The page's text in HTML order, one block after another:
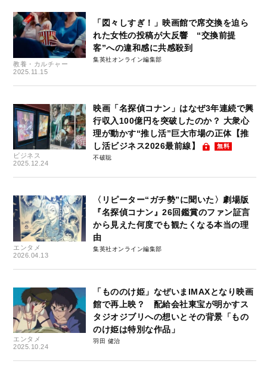
教養・カルチャー
2025.11.15
「図々しすぎ！」映画館で席交換を迫ら
れた女性の投稿が大反響 “交換前提
客”への違和感に共感殺到
集英社オンライン編集部
ビジネス
2025.12.24
映画「名探偵コナン」はなぜ3年連続で興
行収入100億円を突破したのか？ 大衆心
理が動かす“推し活”巨大市場の正体【推
し活ビジネス2026最前線】
無料
不破聡
エンタメ
2026.04.13
〈リピーター“ガチ勢”に聞いた〉劇場版
『名探偵コナン』26回鑑賞のファン証言
から見えた何度でも観たくなる本当の理
由
集英社オンライン編集部
エンタメ
2025.10.24
「もののけ姫」なぜいまIMAXとなり映画
館で再上映？ 配給会社東宝が明かすス
タジオジブリへの想いとその背景「もの
のけ姫は特別な作品」
羽田 健治